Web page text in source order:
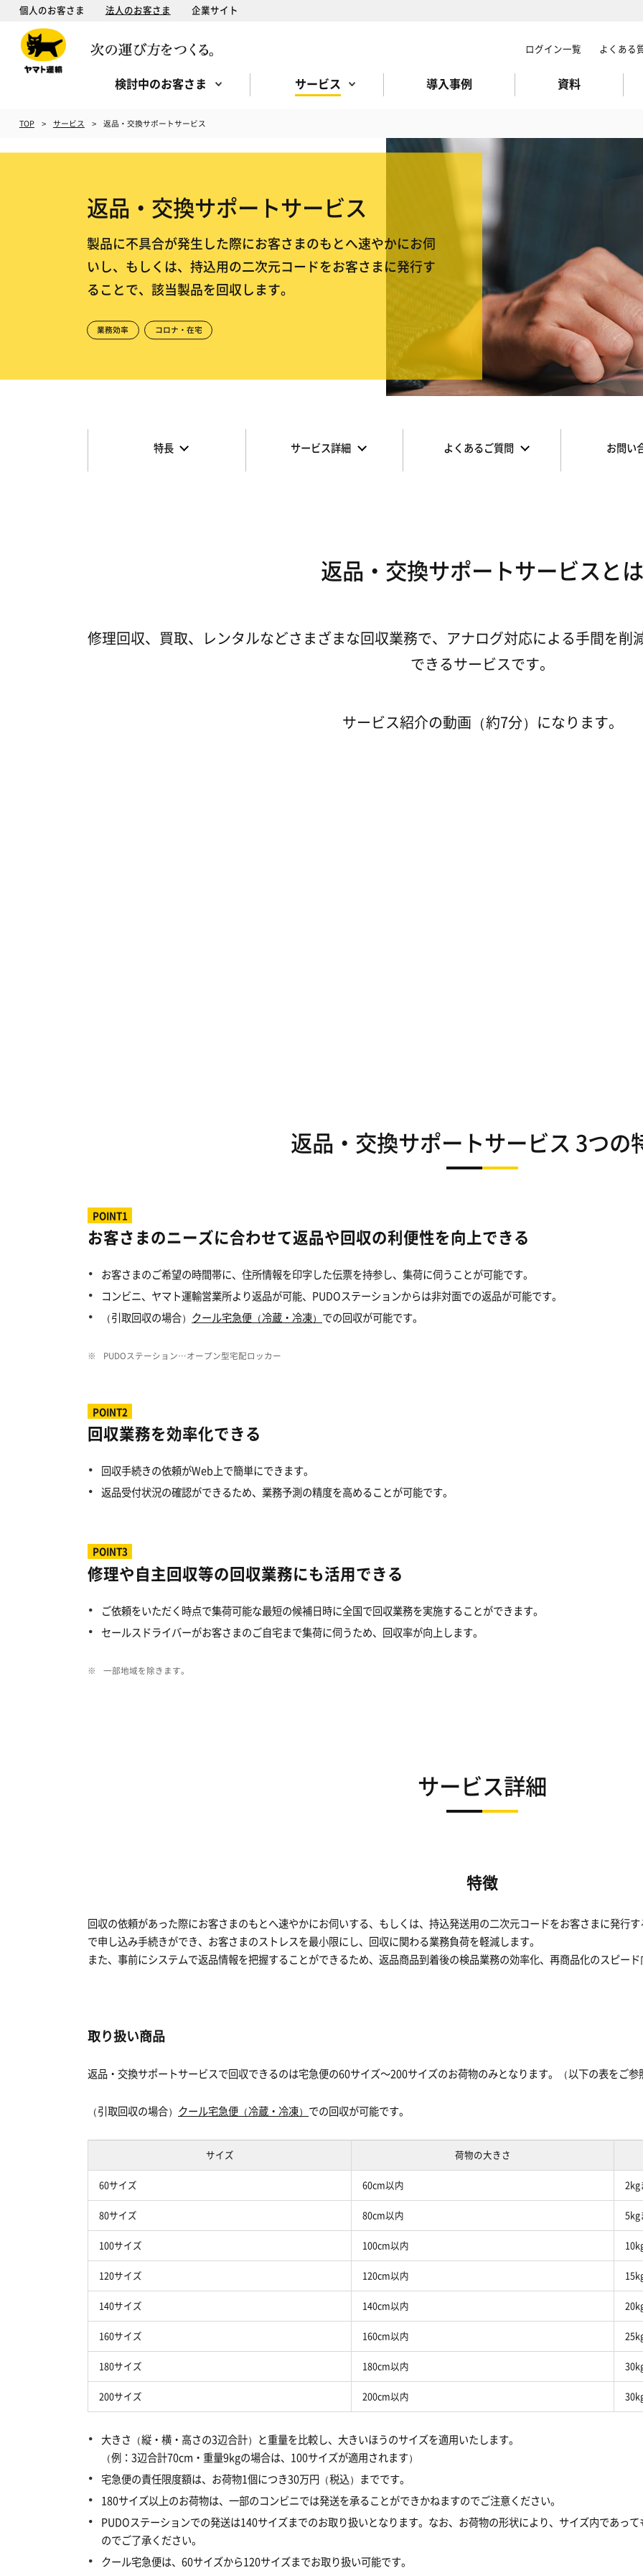
個人のお客さま 法人のお客さま 企業サイト
ログイン一覧 よくある
検討中のお客さま サービス 導入事例 資料
TOP サービス 返品・交換サポートサービス
返品・交換サポートサービス
製品に不具合が発生した際にお客さまのもとへ速やかにお伺
いし、もしくは、持込用の二次元コードをお客さまに発行す
ることで、該当製品を回収します。
業務効率 コロナ・在宅
特長 サービス詳細 よくあるご質問 お問い
返品・交換サポートサービスとは
修理回収、買取、レンタルなどさまざまな回収業務で、アナログ対応による手間を削
できるサービスです。
サービス紹介の動画（約7分）になります。
返品・交換サポートサービス 3つの
POINT1
お客さまのニーズに合わせて返品や回収の利便性を向上できる
お客さまのご希望の時間帯に、住所情報を印字した伝票を持参し、集荷に伺うことが可能です。
コンビニ、ヤマト運輸営業所より返品が可能、PUDOステーションからは非対面での返品が可能です。
（引取回収の場合） クール宅急便（冷蔵・冷凍） での回収が可能です。
※ PUDOステーション…オープン型宅配ロッカー
POINT2
回収業務を効率化できる
回収手続きの依頼がWeb上で簡単にできます。
返品受付状況の確認ができるため、業務予測の精度を高めることが可能です。
POINT3
修理や自主回収等の回収業務にも活用できる
ご依頼をいただく時点で集荷可能な最短の候補日時に全国で回収業務を実施することができます。
セールスドライバーがお客さまのご自宅まで集荷に伺うため、回収率が向上します。
※ 一部地域を除きます。
サービス詳細
特徴
回収の依頼があった際にお客さまのもとへ速やかにお伺いする、もしくは、持込発送用の二次元コードをお客さまに発行
で申し込み手続きができ、お客さまのストレスを最小限にし、回収に関わる業務負荷を軽減します。
また、事前にシステムで返品情報を把握することができるため、返品商品到着後の検品業務の効率化、再商品化のスピー
取り扱い商品
返品・交換サポートサービスで回収できるのは宅急便の60サイズ～200サイズのお荷物のみとなります。（以下の表をご参
（引取回収の場合） クール宅急便（冷蔵・冷凍） での回収が可能です。
サイズ 荷物の大きさ
60サイズ 60cm以内 2kg
80サイズ 80cm以内 5kg
100サイズ 100cm以内
120サイズ 120cm以内
140サイズ 140cm以内
160サイズ 160cm以内
180サイズ 180cm以内
200サイズ 200cm以内
大きさ（縦・横・高さの3辺合計）と重量を比較し、大きいほうのサイズを適用いたします。
（例：3辺合計70cm・重量9kgの場合は、100サイズが適用されます）
宅急便の責任限度額は、お荷物1個につき30万円（税込）までです。
180サイズ以上のお荷物は、一部のコンビニでは発送を承ることができかねますのでご注意ください。
PUDOステーションでの発送は140サイズまでのお取り扱いとなります。なお、お荷物の形状により、サイズ内であっ
のでご了承ください。
クール宅急便は、60サイズから120サイズまでお取り扱い可能です。